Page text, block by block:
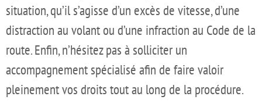
situation, qu’il s’agisse d’un excès de vitesse, d’une
distraction au volant ou d’une infraction au Code de la
route. Enfin, n’hésitez pas à solliciter un
accompagnement spécialisé afin de faire valoir
pleinement vos droits tout au long de la procédure.